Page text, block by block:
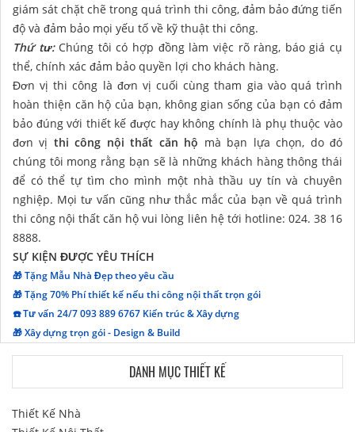
giám sát chặt chẽ trong quá trình thi công, đảm bảo đứng tiến
độ và đảm bảo mọi yếu tố về kỹ thuật thi công.
Thứ tư:Chúng tôi có hợp đồng làm việc rõ ràng, báo giá cụ
thể, chính xác đảm bảo quyền lợi cho khách hàng.
Đơn vị thi công là đơn vị cuối cùng tham gia vào quá trình
hoàn thiện căn hộ của bạn, không gian sống của bạn có đảm
bảo đúng với thiết kế được hay không chính là phụ thuộc vào
đơn vị thi công nội thất căn hộ mà bạn lựa chọn, do đó
chúng tôi mong rằng bạn sẽ là những khách hàng thông thái
để có thể tự tìm cho mình một nhà thầu uy tín và chuyên
nghiệp. Mọi tư vấn cũng như thắc mắc của bạn về quá trình
thi công nội thất căn hộ vui lòng liên hệ tới hotline: 024. 38 16
8888.
SỰ KIỆN ĐƯỢC YÊU THÍCH
🎁 Tặng Mẫu Nhà Đẹp theo yêu cầu
🎁 Tặng 70% Phí thiết kế nếu thi công nội thất trọn gói
☎️ Tư vấn 24/7 093 889 6767 Kiến trúc & Xây dựng
🎁 Xây dựng trọn gói - Design & Build
DANH MỤC THIẾT KẾ
Thiết Kế Nhà